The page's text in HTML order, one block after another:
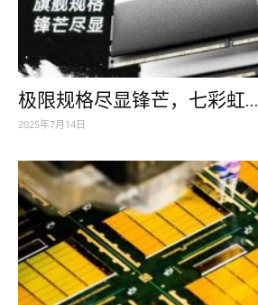
极限规格尽显锋芒，七彩虹...
2025年7月14日